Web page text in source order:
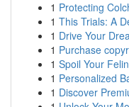
1 Protecting
1 This Trials: A
1 Drive Your
1 Purchase
1 Spoil Your
1 Personalized
1 Discover